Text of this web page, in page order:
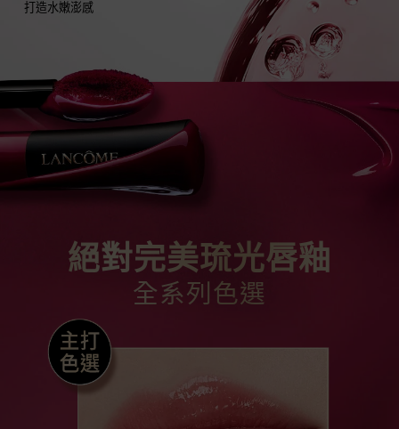
打造水嫩澎感
絕對完美琉光唇釉
全系列色選